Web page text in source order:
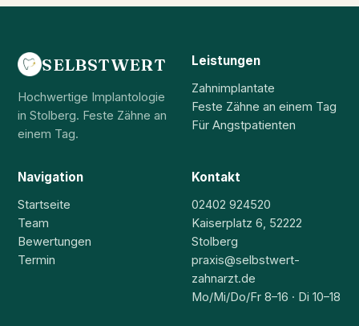
SELBSTWERT
Hochwertige Implantologie
in Stolberg. Feste Zähne an
einem Tag.
Leistungen
Zahnimplantate
Feste Zähne an einem Tag
Für Angstpatienten
Navigation
Startseite
Team
Bewertungen
Termin
Kontakt
02402 924520
Kaiserplatz 6, 52222
Stolberg
praxis@selbstwert-
zahnarzt.de
Mo/Mi/Do/Fr 8–16 · Di 10–18